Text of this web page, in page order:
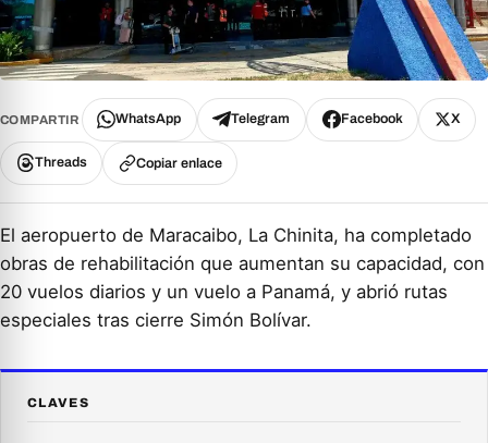
COMPARTIR WhatsApp Telegram Facebook X
Threads Copiar enlace
El aeropuerto de Maracaibo, La Chinita, ha completado
obras de rehabilitación que aumentan su capacidad, con
20 vuelos diarios y un vuelo a Panamá, y abrió rutas
especiales tras cierre Simón Bolívar.
CLAVES